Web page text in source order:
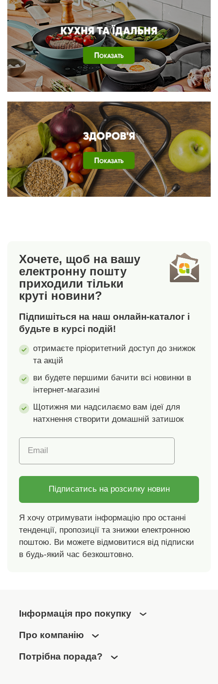
Хочете, щоб на вашу
електронну пошту
приходили тільки
круті новини?
Підпишіться на наш онлайн-каталог і
будьте в курсі подій!
отримаєте пріоритетний доступ до знижок
та акцій
ви будете першими бачити всі новинки в
інтернет-магазині
Щотижня ми надсилаємо вам ідеї для
натхнення створити домашній затишок
Email
Підписатись на розсилку новин
Я хочу отримувати інформацію про останні
тенденції, пропозиції та знижки електронною
поштою. Ви можете відмовитися від підписки
в будь-який час безкоштовно.
Інформація про покупку
Про компанію
Потрібна порада?